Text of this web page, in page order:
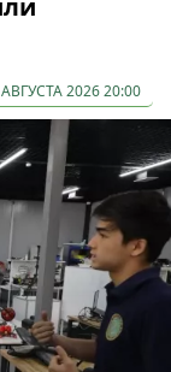
2026 20:00